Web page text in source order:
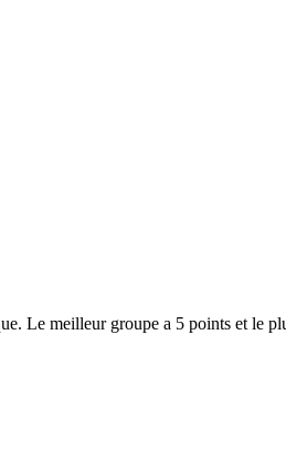
Le meilleur groupe a 5 points et le